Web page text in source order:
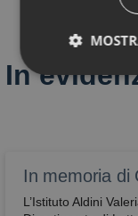
In
In memoria di
L’Istituto Aldini
Tecnici